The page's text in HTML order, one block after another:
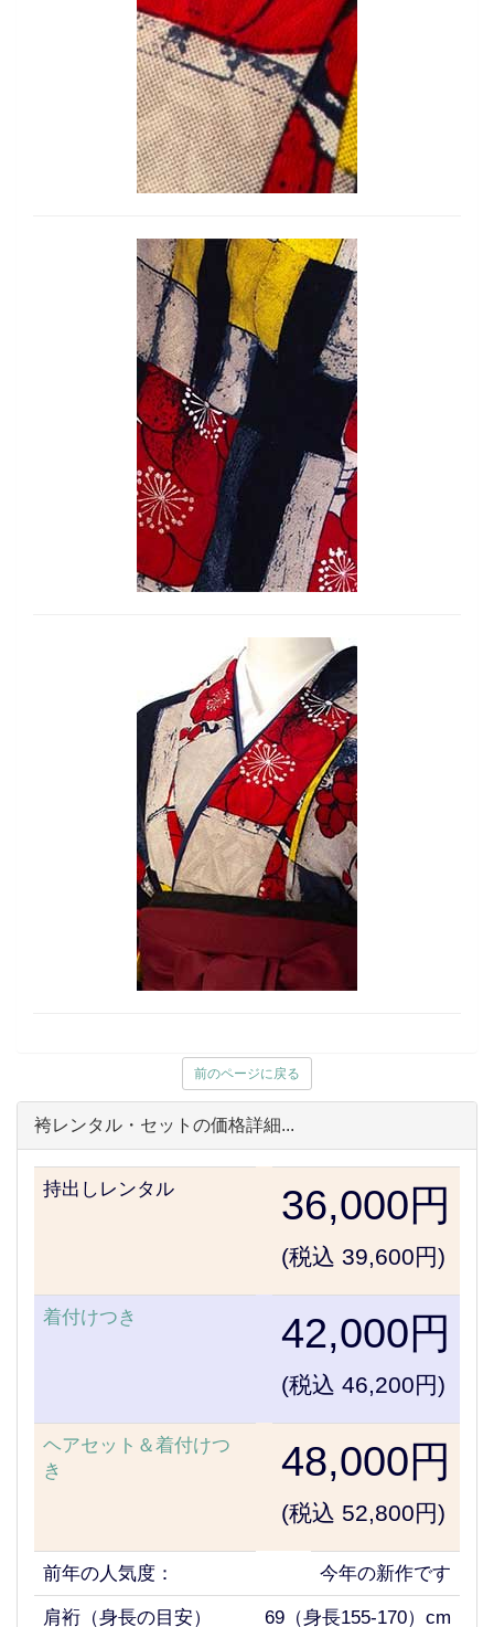
前のページに戻る
袴レンタル・セットの価格詳細...
持出しレンタル 36,000円
(税込 39,600円)
着付けつき 42,000円
(税込 46,200円)
ヘアセット＆着付けつ
き
48,000円
(税込 52,800円)
前年の人気度： 今年の新作です
肩裄（身長の目安） 69（身長155-170）cm